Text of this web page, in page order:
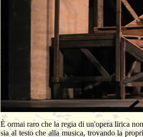
È ormai raro che la regia di un'opera lirica
sia al testo che alla musica, trovando la